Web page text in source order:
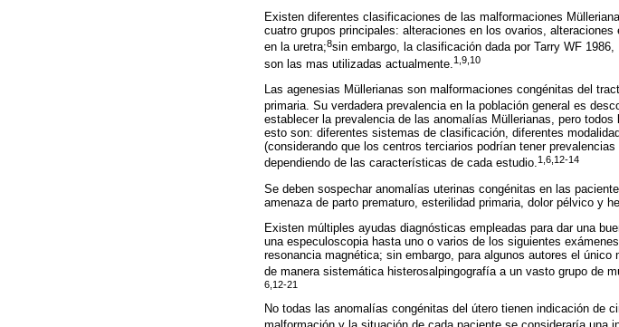
Existen diferentes clasificaciones de las malformaciones
cuatro grupos principales: alteraciones en los ovarios,
en la uretra;8sin embargo, la clasificación dada por Tarry WF
son las mas utilizadas actualmente. 1,9,10
Las agenesias Müllerianas son malformaciones congénitas del
primaria. Su verdadera prevalencia en la población general es
establecer la prevalencia de las anomalías Müllerianas, pero
esto son: diferentes sistemas de clasificación, diferentes
(considerando que los centros terciarios podrían tener
dependiendo de las características de cada estudio.1,6,12-14
Se deben sospechar anomalías uterinas congénitas en las
amenaza de parto prematuro, esterilidad primaria, dolor pélvico y
Existen múltiples ayudas diagnósticas empleadas para dar una
una especuloscopia hasta uno o varios de los siguientes
resonancia magnética; sin embargo, para algunos autores el
de manera sistemática histerosalpingografía a un vasto grupo de
6,12-21
No todas las anomalías congénitas del útero tienen indicación de